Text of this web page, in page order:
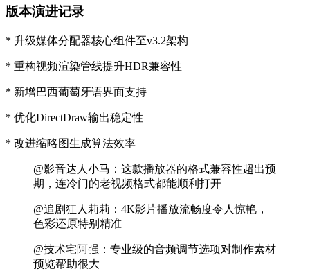
版本演进记录
* 升级媒体分配器核心组件至v3.2架构
* 重构视频渲染管线提升HDR兼容性
* 新增巴西葡萄牙语界面支持
* 优化DirectDraw输出稳定性
* 改进缩略图生成算法效率
@影音达人小马：这款播放器的格式兼容性超出预
期，连冷门的老视频格式都能顺利打开
@追剧狂人莉莉：4K影片播放流畅度令人惊艳，
色彩还原特别精准
@技术宅阿强：专业级的音频调节选项对制作素材
预览帮助很大